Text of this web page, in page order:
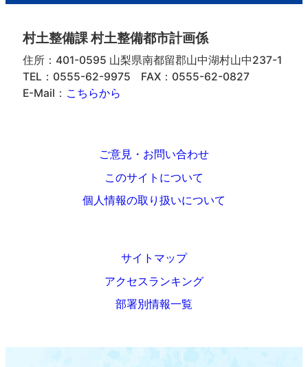
村土整備課 村土整備都市計画係
住所：401-0595 山梨県南都留郡山中湖村山中237-1
TEL：0555-62-9975
FAX：0555-62-0827
E-Mail： こちらから
ご意見・お問い合わせ
このサイトについて
個人情報の取り扱いについて
サイトマップ
アクセスランキング
部署別情報一覧